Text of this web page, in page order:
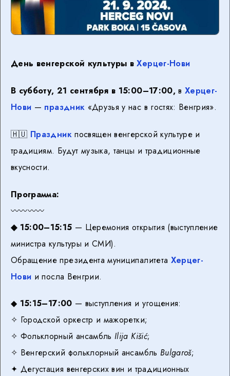
День венгерской культуры вХерцег-Нови
В субботу, 21 сентября в 15:00–17:00,вХерцег-
Нови — праздник «Друзья у нас в гостях: Венгрия».
🇭🇺 Праздникпосвящен венгерской культуре и
традициям. Будут музыка, танцы и традиционные
вкусности.
Программа:
〰️〰️〰️〰️
◆ 15:00–15:15 — Церемония открытия (выступление
министра культуры и СМИ).
Обращение президента муниципалитета Херцег-
Нови и посла Венгрии.
◆ 15:15–17:00 — выступления и угощения:
✧ Городской оркестр и мажоретки;
✧ Фольклорный ансамбльIlija Kišić;
✧ Венгерский фольклорный ансамбль Bulgaroš;
✦ Дегустация венгерских вин и традиционных